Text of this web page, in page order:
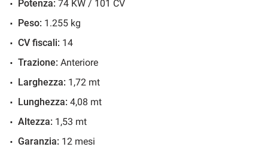
Per qualsiasi informazione diretta non esitare a contattarci:
seguici anche su Facebook e Instagram
Immobilizzatore elettronico
Sensore di luce
Sensore di pioggia
Sensori di parcheggio posteriori
Servosterzo
Specchietti laterali elettrici
Potenza: 74 KW / 101 CV
Peso: 1.255 kg
CV fiscali: 14
Trazione: Anteriore
Larghezza: 1,72 mt
Lunghezza: 4,08 mt
Altezza: 1,53 mt
Garanzia: 12 mesi